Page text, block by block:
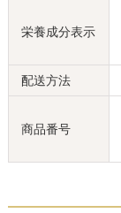
栄養成分表示
配送方法
商品番号